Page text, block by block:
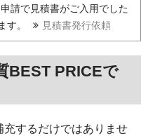
請で見積書がご入用でした
す。
見積書発行依頼
BEST PRICEで
充するだけではありませ